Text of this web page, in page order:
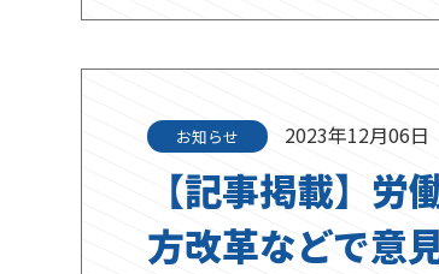
お知らせ 2023年12月06日
【記事掲載】労
方改革などで意